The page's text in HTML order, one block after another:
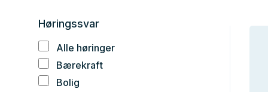
Høringssvar
Alle høringer
Bærekraft
Bolig